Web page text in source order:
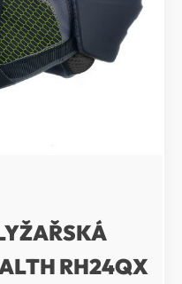
RH24QX